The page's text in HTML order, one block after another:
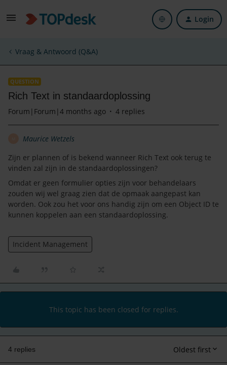
Login
Vraag & Antwoord (Q&A)
QUESTION
Rich Text in standaardoplossing
Forum|Forum|4 months ago 4 replies
Maurice Wetzels
Zijn er plannen of is bekend wanneer Rich Text ook terug te
vinden zal zijn in de standaardoplossingen?
Omdat er geen formulier opties zijn voor behandelaars
zouden wij wel graag zien dat de opmaak aangepast kan
worden. Ook zou het voor ons handig zijn om een Object ID te
kunnen koppelen aan een standaardoplossing.
Incident Management
This topic has been closed for replies.
4 replies Oldest first